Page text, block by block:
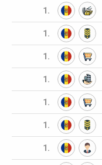
1.
1.
1.
1.
1.
1.
1.